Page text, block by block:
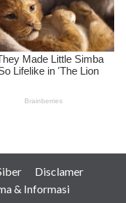
Disclamer
& Informasi